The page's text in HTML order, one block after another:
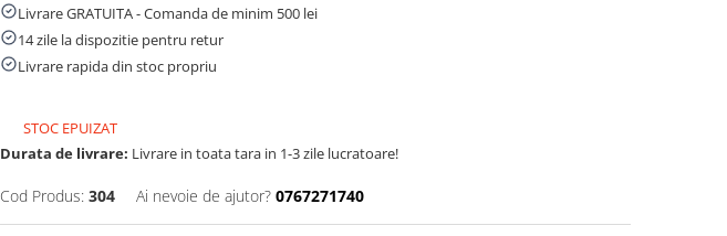
Livrare GRATUITA - Comanda de minim 500 lei
14 zile la dispozitie pentru retur
Livrare rapida din stoc propriu
STOC EPUIZAT
Durata de livrare: Livrare in toata tara in 1-3 zile lucratoare!
Cod Produs: 304 Ai nevoie de ajutor? 0767271740